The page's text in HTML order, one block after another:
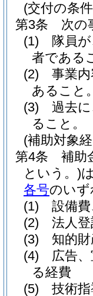
(交付の条
第3条
次の
(1)
隊員
者である
(2)
事業
あること
(3)
過去
ること。
(補助対象
第4条
補助
という。)
各号のい
(1)
設備
(2)
法人
(3)
知的
(4)
広告
る経費
(5)
技術